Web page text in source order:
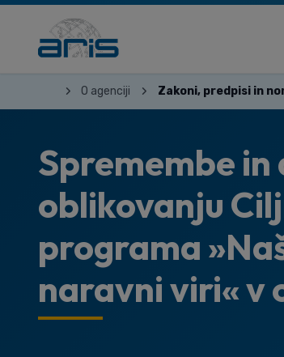
O agenciji Zakoni, predpisi in
Spremembe
oblikovanju
programa
naravni viri« v